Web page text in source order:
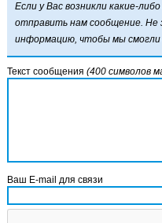
Если у Вас возникли какие-
отправить нам сообщение.
информацию, чтобы мы
Текст сообщения (400 символов
Ваш E-mail для связи